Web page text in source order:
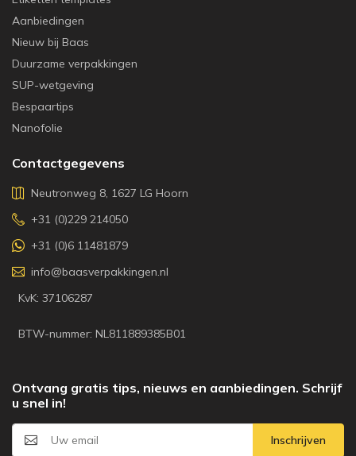
Aanbiedingen
Nieuw bij Baas
Duurzame verpakkingen
SUP-wetgeving
Bespaartips
Nanofolie
Contactgegevens
Neutronweg 8, 1627 LG Hoorn
+31 (0)229 214050
+31 (0)6 11481879
info@baasverpakkingen.nl
KvK: 37106287
BTW-nummer: NL811889385B01
Ontvang gratis tips, nieuws en aanbiedingen. Schrijf
u snel in!
Inschrijven